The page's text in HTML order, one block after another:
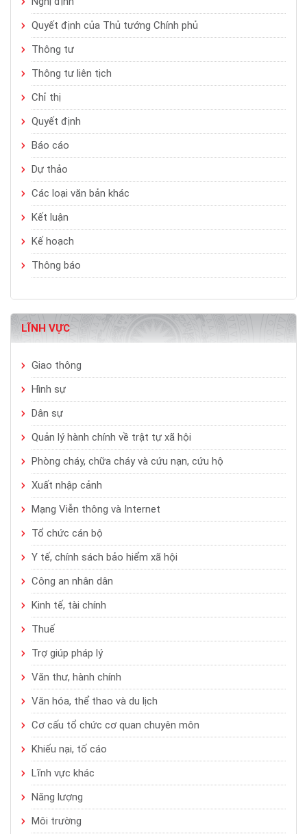
Quyết định của Thủ tướng Chính phủ
Thông tư
Thông tư liên tịch
Chỉ thị
Quyết định
Báo cáo
Dự thảo
Các loại văn bản khác
Kết luận
Kế hoạch
Thông báo
LĨNH VỰC
Giao thông
Hình sự
Dân sự
Quản lý hành chính về trật tự xã hội
Phòng cháy, chữa cháy và cứu nạn, cứu hộ
Xuất nhập cảnh
Mạng Viễn thông và Internet
Tổ chức cán bộ
Y tế, chính sách bảo hiểm xã hội
Công an nhân dân
Kinh tế, tài chính
Thuế
Trợ giúp pháp lý
Văn thư, hành chính
Văn hóa, thể thao và du lịch
Cơ cấu tổ chức cơ quan chuyên môn
Khiếu nại, tố cáo
Lĩnh vực khác
Năng lượng
Môi trường